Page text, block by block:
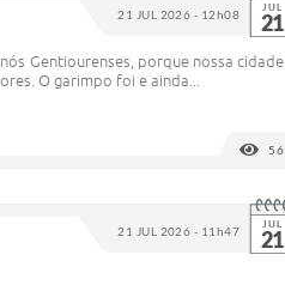
21 JUL 2026 - 12h08 JUL
21
Gentiourenses, porque nossa cidade
O garimpo foi e ainda...
56
21 JUL 2026 - 11h47 JUL
21